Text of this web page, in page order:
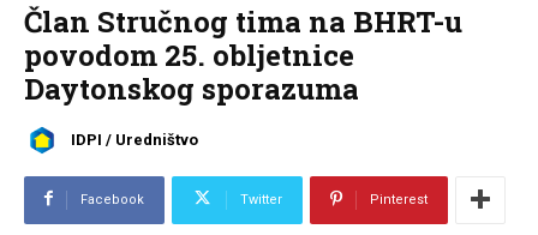
Član Stručnog tima na BHRT-u
povodom 25. obljetnice
Daytonskog sporazuma
IDPI / Uredništvo
Facebook Twitter Pinterest